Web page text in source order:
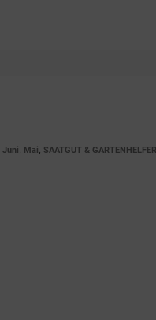
Juni, Mai, SAATGUT & GARTENHELFER